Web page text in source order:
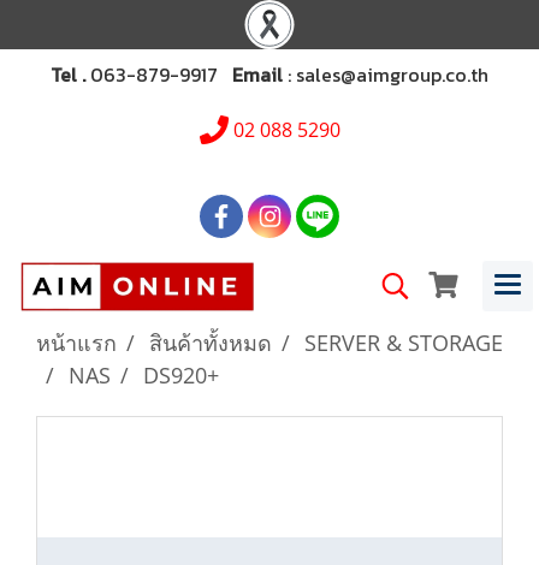
Tel .063-879-9917 Email : sales@aimgroup.co.th
02 088 5290
หน้าแรก สินค้าทั้งหมด
SERVER & STORAGE
NAS
DS920+